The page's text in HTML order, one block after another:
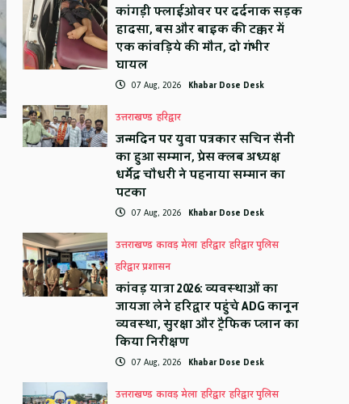
कांगड़ी फ्लाईओवर पर दर्दनाक सड़क
हादसा, बस और बाइक की टक्कर में
एक कांवड़िये की मौत, दो गंभीर
घायल
07 Aug, 2026 Khabar Dose Desk
उत्तराखण्ड हरिद्वार
जन्मदिन पर युवा पत्रकार सचिन सैनी
का हुआ सम्मान, प्रेस क्लब अध्यक्ष
धर्मेंद्र चौधरी ने पहनाया सम्मान का
पटका
07 Aug, 2026 Khabar Dose Desk
उत्तराखण्ड कावड़ मेला हरिद्वार हरिद्वार पुलिस
हरिद्वार प्रशासन
कांवड़ यात्रा 2026: व्यवस्थाओं का
जायजा लेने हरिद्वार पहुंचे ADG कानून
व्यवस्था, सुरक्षा और ट्रैफिक प्लान का
किया निरीक्षण
07 Aug, 2026 Khabar Dose Desk
उत्तराखण्ड कावड़ मेला हरिद्वार हरिद्वार पुलिस